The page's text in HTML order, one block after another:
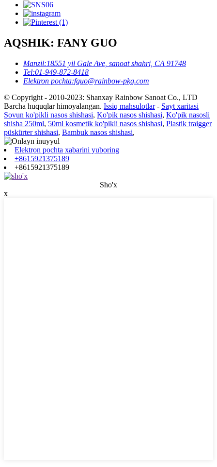
AQSHIK: FANY GUO
Manzil:18551 yil Gale Ave, sanoat shahri, CA 91748
Tel:01-949-872-8418
Elektron pochta:fguo@rainbow-pkg.com
© Copyright - 2010-2023: Shanxay Rainbow Sanoat Co., LTD
Barcha huquqlar himoyalangan. Issiq mahsulotlar- Sayt xaritasi
Sovun ko'pikli nasos shishasi, Ko'pik nasos shishasi, Ko'pik nasosli
shisha 250ml, 50ml kosmetik ko'pikli nasos shishasi, Plastik traigger
püskürter shishasi, Bambuk nasos shishasi,
Elektron pochta xabarini yuboring
+8615921375189
+8615921375189
Sho'x
x